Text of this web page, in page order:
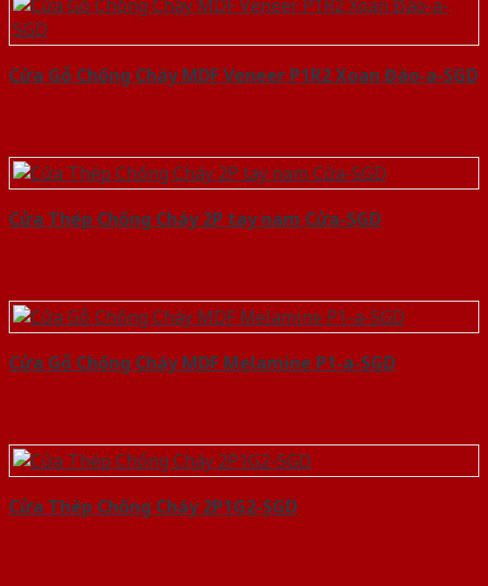
Cửa Gỗ Chống Cháy MDF Veneer P1R2 Xoan Đào-a-SGD
Cửa Thép Chống Cháy 2P tay nam Cửa-SGD
Cửa Gỗ Chống Cháy MDF Melamine P1-a-SGD
Cửa Thép Chống Cháy 2P1G2-SGD